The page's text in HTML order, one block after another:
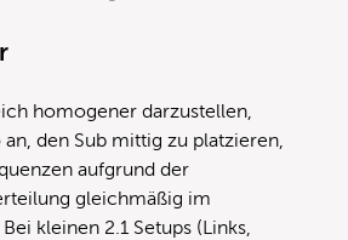
homogener darzustellen,
den Sub mittig zu platzieren,
aufgrund der
gleichmäßig im
kleinen 2.1 Setups (Links,